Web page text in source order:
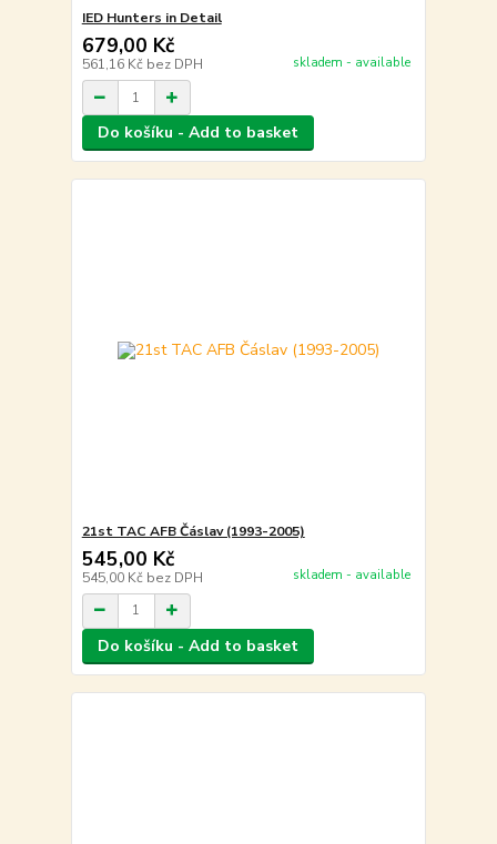
IED Hunters in Detail
679,00 Kč
561,16 Kč bez DPH skladem - available
Do košíku - Add to basket
21st TAC AFB Čáslav (1993-2005)
545,00 Kč
545,00 Kč bez DPH skladem - available
Do košíku - Add to basket